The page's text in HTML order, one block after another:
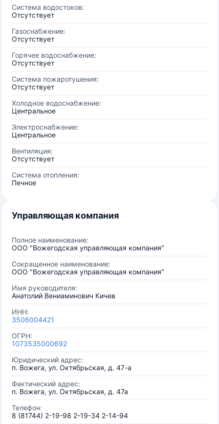
Система водостоков:
Отсутствует
Газоснабжение:
Отсутствует
Горячее водоснабжение:
Отсутствует
Система пожаротушения:
Отсутствует
Холодное водоснабжение:
Центральное
Электроснабжение:
Центральное
Вентиляция:
Отсутствует
Система отопления:
Печное
Управляющая компания
Полное наименование:
ООО "Вожегодская управляющая компания"
Сокращенное наименование:
ООО "Вожегодская управляющая компания"
Имя руководителя:
Анатолий Вениаминович Кичев
ИНН:
3506004421
ОГРН:
1073535000692
Юридический адрес:
п. Вожега, ул. Октябрьская, д. 47-а
Фактический адрес:
п. Вожега, ул. Октябрьская, д. 47а
Телефон:
8 (81744) 2-19-98 2-19-34 2-14-94